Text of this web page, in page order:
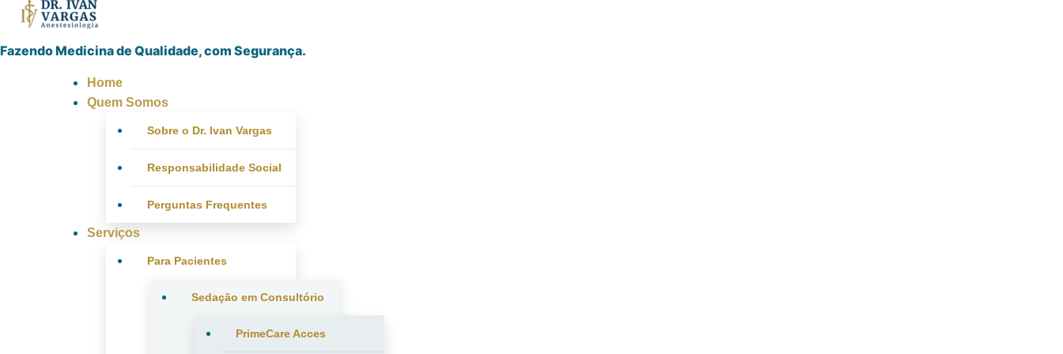
Fazendo Medicina de Qualidade, com Segurança.
Home
Quem Somos
Sobre o Dr. Ivan Vargas
Responsabilidade Social
Perguntas Frequentes
Serviços
Para Pacientes
Sedação em Consultório
PrimeCare Acces